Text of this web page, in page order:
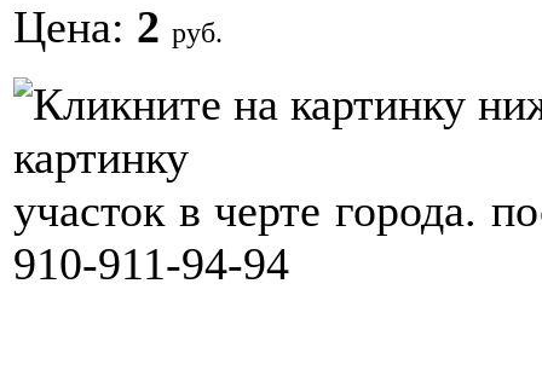
Цена: 2 руб.
картинку
участок в черте города.
910-911-94-94